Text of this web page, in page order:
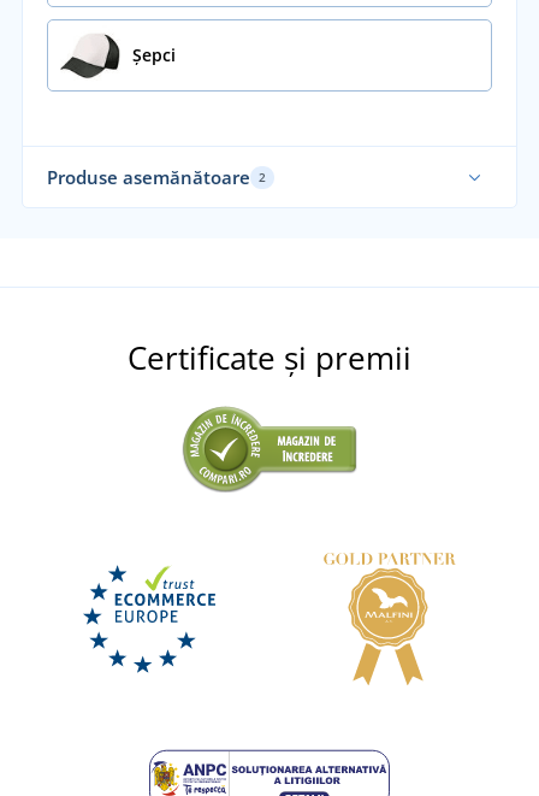
Șepci
Produse asemănătoare 2
Șapcă de lucru MB6574
37,00 lei
Certificate și premii